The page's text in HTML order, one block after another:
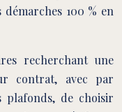
démarches 100 % en
recherchant une
contrat, avec par
plafonds, de choisir